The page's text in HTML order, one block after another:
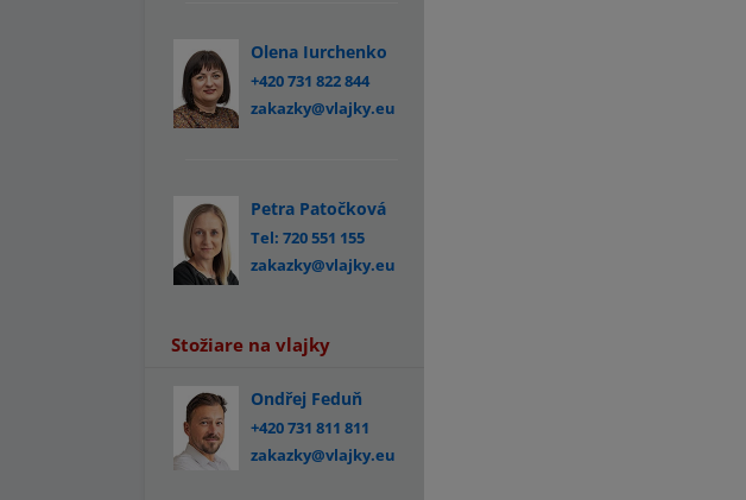
Olena Iurchenko
+420 731 822 844
zakazky@vlajky.eu
Petra Patočková
Tel: 720 551 155
zakazky@vlajky.eu
Stožiare na vlajky
Ondřej Feduň
+420 731 811 811
zakazky@vlajky.eu